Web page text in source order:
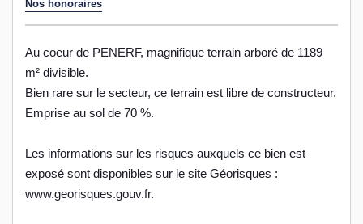
Nos honoraires
Au coeur de PENERF, magnifique terrain arboré de 1189
m² divisible.
Bien rare sur le secteur, ce terrain est libre de constructeur.
Emprise au sol de 70 %.
Les informations sur les risques auxquels ce bien est
exposé sont disponibles sur le site Géorisques :
www.georisques.gouv.fr.